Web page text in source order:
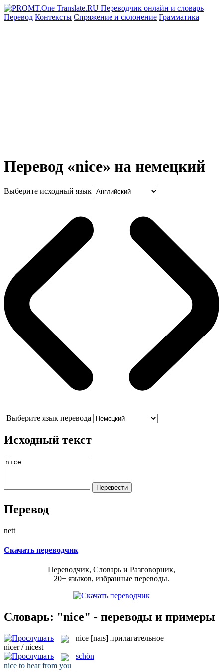
Перевод Контексты Спряжение и склонение Грамматика
Перевод «nice» на немецкий
Выберите исходный язык
Выберите язык перевода
Исходный текст
Перевод
nett
Скачать переводчик
Переводчик, Словарь и Разговорник,
20+ языков, избранные переводы.
Словарь: "nice" - переводы и примеры
nice [naɪs] прилагательное
nicer / nicest
schön
nice to hear from you